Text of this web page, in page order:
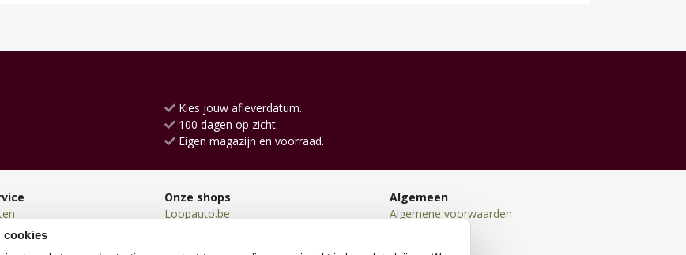
Kies jouw afleverdatum.
100 dagen op zicht.
Eigen magazijn en voorraad.
Onze shops
Loopauto.be
Algemeen
Algemene voorwaarden
cookies